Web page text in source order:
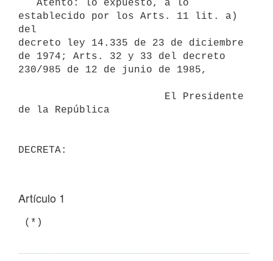
establecido por los Arts. 11 lit. a)
del
decreto ley 14.335 de 23 de diciembre
de 1974; Arts. 32 y 33 del decreto
230/985 de 12 de junio de 1985,
de la República
Artículo 1